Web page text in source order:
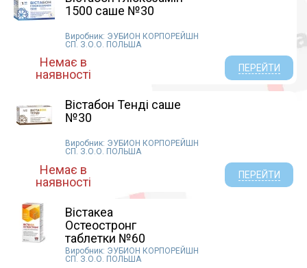
1500 саше №30
Виробник: ЭУБИОН КОРПОРЕЙШН
СП. З.О.О. ПОЛЬША
Немає в
наявності
ПЕРЕЙТИ
Вістабон Тенді саше
№30
Виробник: ЭУБИОН КОРПОРЕЙШН
СП. З.О.О. ПОЛЬША
Немає в
наявності
ПЕРЕЙТИ
Вістакеа
Остеостронг
таблетки №60
Виробник: ЭУБИОН КОРПОРЕЙШН
СП. З.О.О. ПОЛЬША